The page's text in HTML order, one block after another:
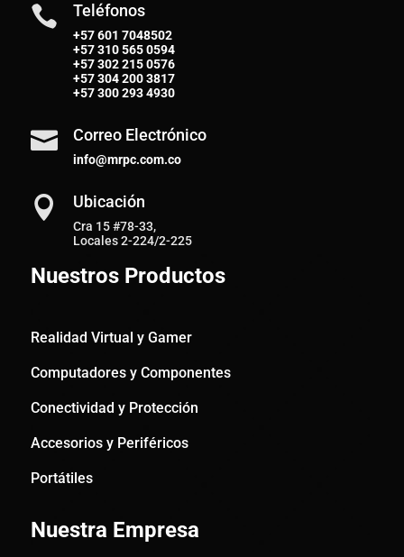
 Teléfonos
+57 601 7048502
+57310 565 0594
+57302 215 0576
+57304 200 3817
+57300 293 4930
 Correo Electrónico
info@mrpc.com.co
 Ubicación
Cra 15 #78-33,
Locales 2-224/2-225
Nuestros Productos
Realidad Virtual y Gamer
Computadores y Componentes
Conectividad y Protección
Accesorios y Periféricos
Portátiles
Nuestra Empresa